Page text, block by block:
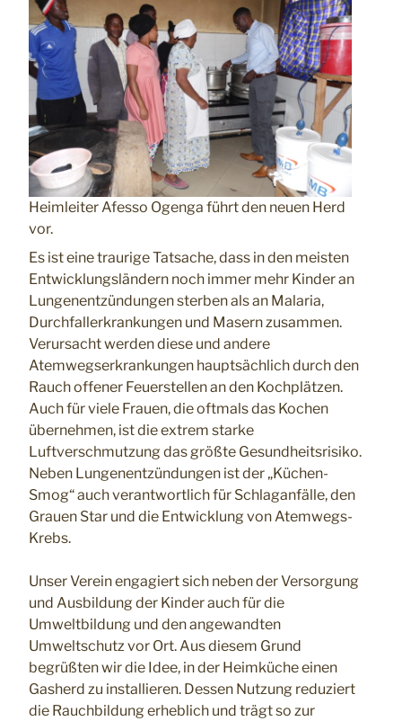
Heimleiter Afesso Ogenga führt den neuen Herd
vor.
Es ist eine traurige Tatsache, dass in den meisten
Entwicklungsländern noch immer mehr Kinder an
Lungenentzündungen sterben als an Malaria,
Durchfallerkrankungen und Masern zusammen.
Verursacht werden diese und andere
Atemwegserkrankungen hauptsächlich durch den
Rauch offener Feuerstellen an den Kochplätzen.
Auch für viele Frauen, die oftmals das Kochen
übernehmen, ist die extrem starke
Luftverschmutzung das größte Gesundheitsrisiko.
Neben Lungenentzündungen ist der „Küchen-
Smog“ auch verantwortlich für Schlaganfälle, den
Grauen Star und die Entwicklung von Atemwegs-
Krebs.
Unser Verein engagiert sich neben der Versorgung
und Ausbildung der Kinder auch für die
Umweltbildung und den angewandten
Umweltschutz vor Ort. Aus diesem Grund
begrüßten wir die Idee, in der Heimküche einen
Gasherd zu installieren. Dessen Nutzung reduziert
die Rauchbildung erheblich und trägt so zur